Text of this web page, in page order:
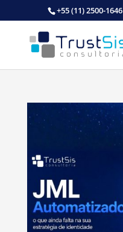
+55 (11) 2500-1646